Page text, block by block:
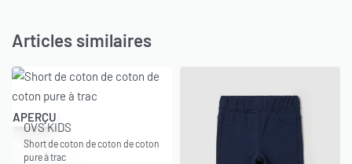
Articles similaires
-50% OFF
APERÇU
OVS KIDS
Short de coton de coton de coton
pure à trac